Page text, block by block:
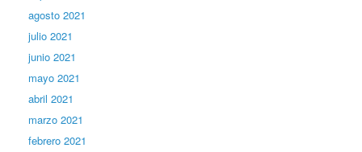
agosto 2021
julio 2021
junio 2021
mayo 2021
abril 2021
marzo 2021
febrero 2021